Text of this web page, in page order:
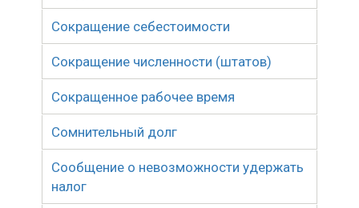
Сокращение себестоимости
Сокращение численности (штатов)
Сокращенное рабочее время
Сомнительный долг
Сообщение о невозможности удержать
налог